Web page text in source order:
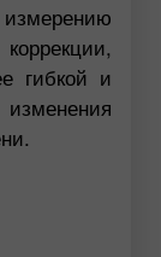
гибкой и